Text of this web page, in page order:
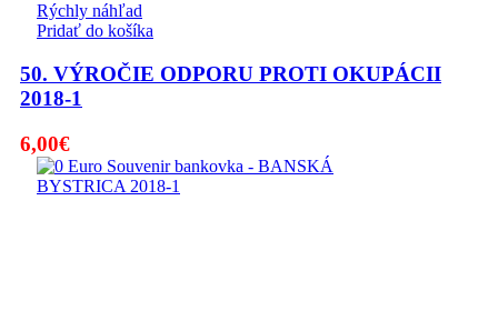
Rýchly náhľad
Pridať do košíka
50. VÝROČIE ODPORU PROTI OKUPÁCII
2018-1
6,00€